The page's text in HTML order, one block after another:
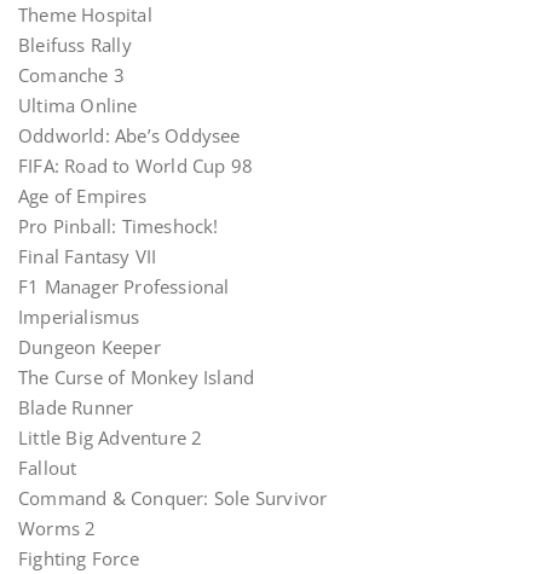
Theme Hospital
Bleifuss Rally
Comanche 3
Ultima Online
Oddworld: Abe’s Oddysee
FIFA: Road to World Cup 98
Age of Empires
Pro Pinball: Timeshock!
Final Fantasy VII
F1 Manager Professional
Imperialismus
Dungeon Keeper
The Curse of Monkey Island
Blade Runner
Little Big Adventure 2
Fallout
Command & Conquer: Sole Survivor
Worms 2
Fighting Force